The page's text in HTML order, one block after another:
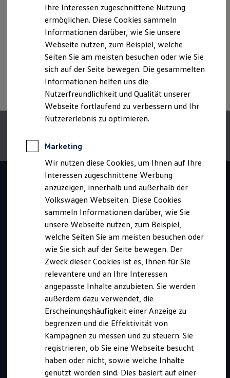
Triff unsere Recruiter
Events
Einstiegsmöglichkeiten Schüler
Duales Studium
Chemieingenieurwesen
Hinweis: Auf dieser Seite geht es im Detail um den
dualen Studiengang "Chemieingenieurwesen". Wenn
du mehr zum dualen Studium im Allgemeinen
erfahren möchtest, klicke bittehier
Kurz notiert
Disclaimer von Volkswagen AG
Zur besseren Lesbarkeit verwenden wir auf unserer
Karrierewebseite die männliche Schreibweise (generisches
Maskulinum). Selbstverständlich sprechen wir stets alle
Geschlechter gleichermaßen an.
Ihre Interessen zugeschnittene Nutzung
ermöglichen. Diese Cookies sammeln
Informationen darüber, wie Sie unsere
Webseite nutzen, zum Beispiel, welche
Seiten Sie am meisten besuchen oder wie Sie
sich auf der Seite bewegen. Die gesammelten
Informationen helfen uns die
Nutzerfreundlichkeit und Qualität unserer
Webseite fortlaufend zu verbessern und Ihr
Nutzererlebnis zu optimieren.
Marketing
Wir nutzen diese Cookies, um Ihnen auf Ihre
Interessen zugeschnittene Werbung
anzuzeigen, innerhalb und außerhalb der
Volkswagen Webseiten. Diese Cookies
sammeln Informationen darüber, wie Sie
unsere Webseite nutzen, zum Beispiel,
welche Seiten Sie am meisten besuchen oder
wie Sie sich auf der Seite bewegen. Der
Zweck dieser Cookies ist es, Ihnen für Sie
relevantere und an Ihre Interessen
angepasste Inhalte anzubieten. Sie werden
außerdem dazu verwendet, die
Erscheinungshäufigkeit einer Anzeige zu
begrenzen und die Effektivität von
Kampagnen zu messen und zu steuern. Sie
registrieren, ob Sie eine Webseite besucht
haben oder nicht, sowie welche Inhalte
genutzt worden sind. Dies basiert auf einer